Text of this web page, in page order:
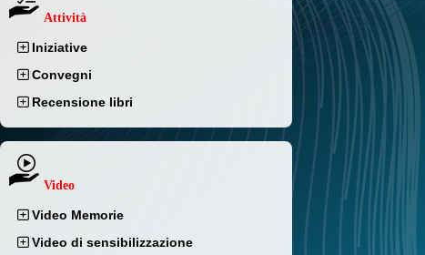
Attività
Iniziative
Convegni
Recensione libri
Video
Video Memorie
Video di sensibilizzazione